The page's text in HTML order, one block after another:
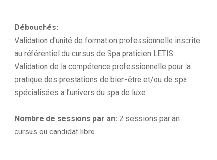
Débouchés:
Validation d'unité de formation professionnelle inscrite
au référentiel du cursus de Spa praticien LETIS.
Validation de la compétence professionnelle pour la
pratique des prestations de bien-être et/ou de spa
spécialisées à l’univers du spa de luxe
Nombre de sessions par an: 2 sessions par an
cursus ou candidat libre